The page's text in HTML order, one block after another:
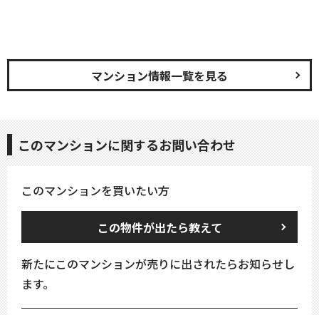
マンション情報一覧を見る
このマンションに関するお問い合わせ
このマンションを買いたい方
この物件が出たら教えて
新たにこのマンションが売りに出されたらお知らせし
ます。